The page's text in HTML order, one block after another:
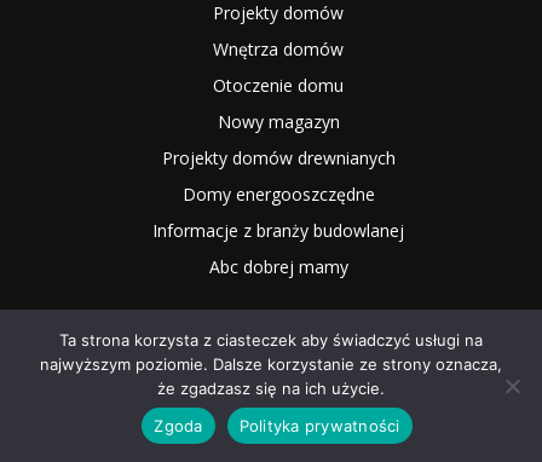
Projekty domów
Wnętrza domów
Otoczenie domu
Nowy magazyn
Projekty domów drewnianych
Domy energooszczędne
Informacje z branży budowlanej
Abc dobrej mamy
2025 WNĘTRZE I OGRÓD
Ta strona korzysta z ciasteczek aby świadczyć usługi na
najwyższym poziomie. Dalsze korzystanie ze strony oznacza,
że zgadzasz się na ich użycie.
Zgoda
Polityka prywatności